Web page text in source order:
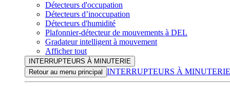
Détecteurs d'occupation
Détecteurs d’inoccupation
Détecteurs d'humidité
Plafonnier-détecteur de mouvements à DEL
Gradateur intelligent à mouvement
Afficher tout
INTERRUPTEURS À MINUTERIE
Retour au menu principal
INTERRUPTEURS À MINUTERIE